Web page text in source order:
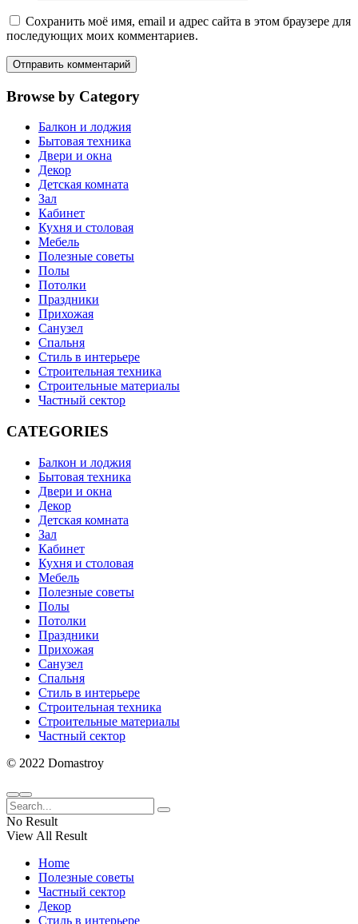
Сохранить моё имя, email и адрес сайта в этом браузере для
последующих моих комментариев.
Browse by Category
Балкон и лоджия
Бытовая техника
Двери и окна
Декор
Детская комната
Зал
Кабинет
Кухня и столовая
Мебель
Полезные советы
Полы
Потолки
Праздники
Прихожая
Санузел
Спальня
Стиль в интерьере
Строительная техника
Строительные материалы
Частный сектор
CATEGORIES
Балкон и лоджия
Бытовая техника
Двери и окна
Декор
Детская комната
Зал
Кабинет
Кухня и столовая
Мебель
Полезные советы
Полы
Потолки
Праздники
Прихожая
Санузел
Спальня
Стиль в интерьере
Строительная техника
Строительные материалы
Частный сектор
© 2022 Domastroy
No Result
View All Result
Home
Полезные советы
Частный сектор
Декор
Стиль в интерьере